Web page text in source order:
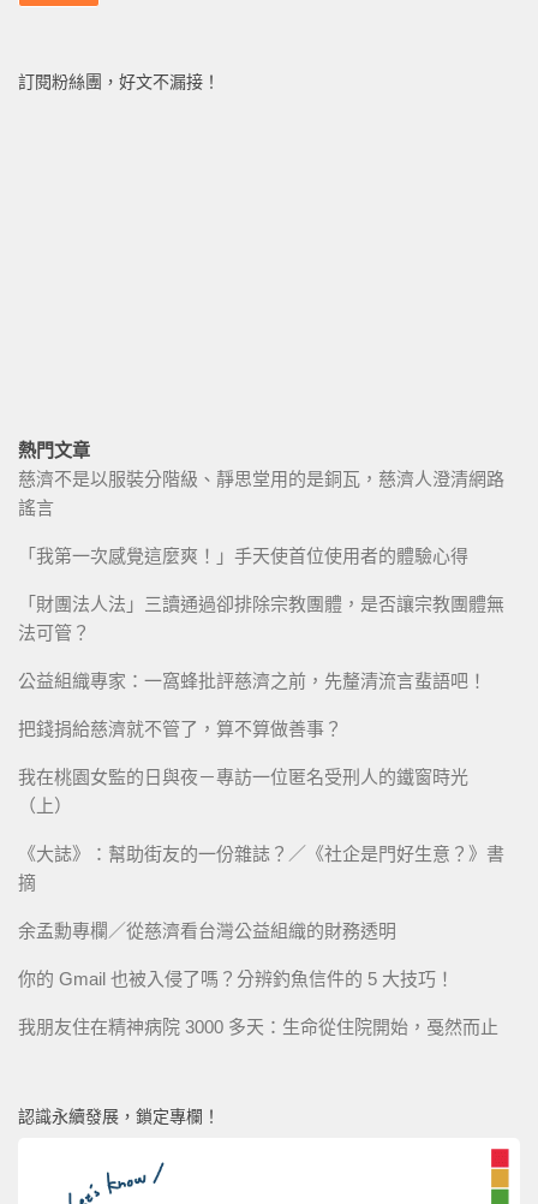
訂閱粉絲團，好文不漏接！
熱門文章
慈濟不是以服裝分階級、靜思堂用的是銅瓦，慈濟人澄清網路
謠言
「我第一次感覺這麼爽！」手天使首位使用者的體驗心得
「財團法人法」三讀通過卻排除宗教團體，是否讓宗教團體無
法可管？
公益組織專家：一窩蜂批評慈濟之前，先釐清流言蜚語吧！
把錢捐給慈濟就不管了，算不算做善事？
我在桃園女監的日與夜－專訪一位匿名受刑人的鐵窗時光
（上）
《大誌》：幫助街友的一份雜誌？／《社企是門好生意？》書
摘
余孟勳專欄／從慈濟看台灣公益組織的財務透明
你的 Gmail 也被入侵了嗎？分辨釣魚信件的 5 大技巧！
我朋友住在精神病院 3000 多天：生命從住院開始，戞然而止
認識永續發展，鎖定專欄！